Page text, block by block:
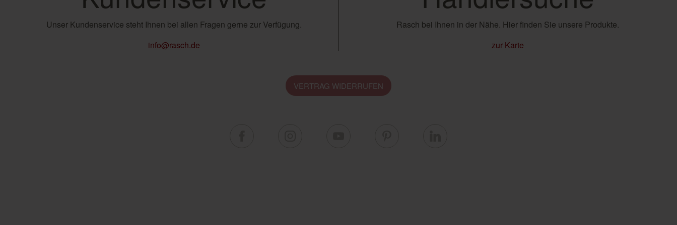
Unser Kundenservice steht Ihnen bei allen Fragen gerne zur Verfügung.
info@rasch.de
Rasch bei Ihnen in der Nähe. Hier finden Sie unsere Produkte.
zur Karte
VERTRAG WIDERRUFEN